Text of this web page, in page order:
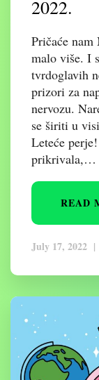
2022.
Pričaće
malo više. I
tvrdoglavih
prizori za
nervozu.
se širiti u
Leteće
prikrivala,…
READ
July 17, 2022 |